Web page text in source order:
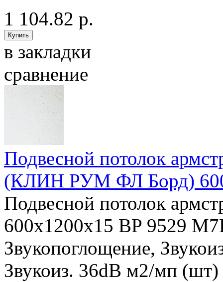
1 104.82 р.
в закладки
сравнение
Подвесной потолок
(КЛИН РУМ ФЛ Борд)
Подвесной потолок
600x1200x15 BP 9529
Звукопоглощение,
Звукоиз. 36dB м2/мп